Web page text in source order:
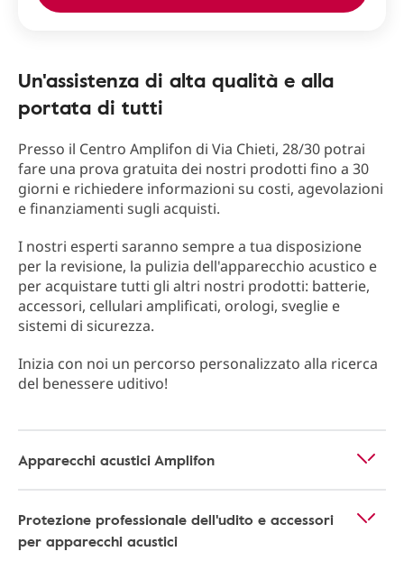
Un'assistenza di alta qualità e alla
portata di tutti
Presso il Centro Amplifon di Via Chieti, 28/30 potrai
fare una prova gratuita dei nostri prodotti fino a 30
giorni e richiedere informazioni su costi, agevolazioni
e finanziamenti sugli acquisti.
I nostri esperti saranno sempre a tua disposizione
per la revisione, la pulizia dell'apparecchio acustico e
per acquistare tutti gli altri nostri prodotti: batterie,
accessori, cellulari amplificati, orologi, sveglie e
sistemi di sicurezza.
Inizia con noi un percorso personalizzato alla ricerca
del benessere uditivo!
Apparecchi acustici Amplifon
Protezione professionale dell'udito e accessori
per apparecchi acustici